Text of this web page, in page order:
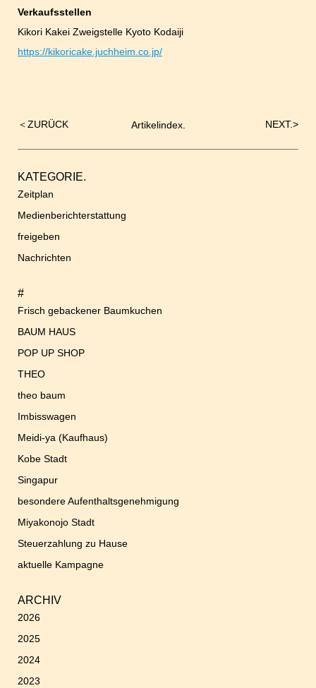
Verkaufsstellen
Kikori Kakei Zweigstelle Kyoto Kodaiji
https://kikoricake.juchheim.co.jp/
Artikelindex.
Beitrags-
＜ZURÜCK NEXT.>
KATEGORIE.
Zeitplan
Medienberichterstattung
freigeben
Nachrichten
#
Frisch gebackener Baumkuchen
BAUM HAUS
POP UP SHOP
THEO
theo baum
Imbisswagen
Meidi-ya (Kaufhaus)
Kobe Stadt
Singapur
besondere Aufenthaltsgenehmigung
Miyakonojo Stadt
Steuerzahlung zu Hause
aktuelle Kampagne
ARCHIV
2026
2025
2024
2023